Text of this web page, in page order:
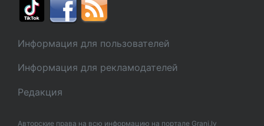
Информация для пользователей
Информация для рекламодателей
Редакция
Авторские права на всю информацию на портале Grani.lv